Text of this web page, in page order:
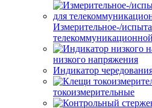
Измерительное-/
низкого напряжения
Индикатор
токоизмерительные